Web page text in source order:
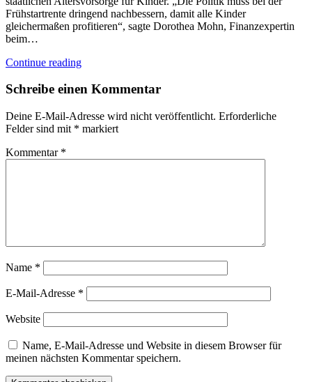
Frühstartrente dringend nachbessern, damit alle Kinder
gleichermaßen profitieren“, sagte Dorothea Mohn, Finanzexpertin
beim…
Continue reading
Schreibe einen Kommentar
Deine E-Mail-Adresse wird nicht veröffentlicht. Erforderliche
Felder sind mit * markiert
Kommentar *
Name *
E-Mail-Adresse *
Website
Name, E-Mail-Adresse und Website in diesem Browser für
meinen nächsten Kommentar speichern.